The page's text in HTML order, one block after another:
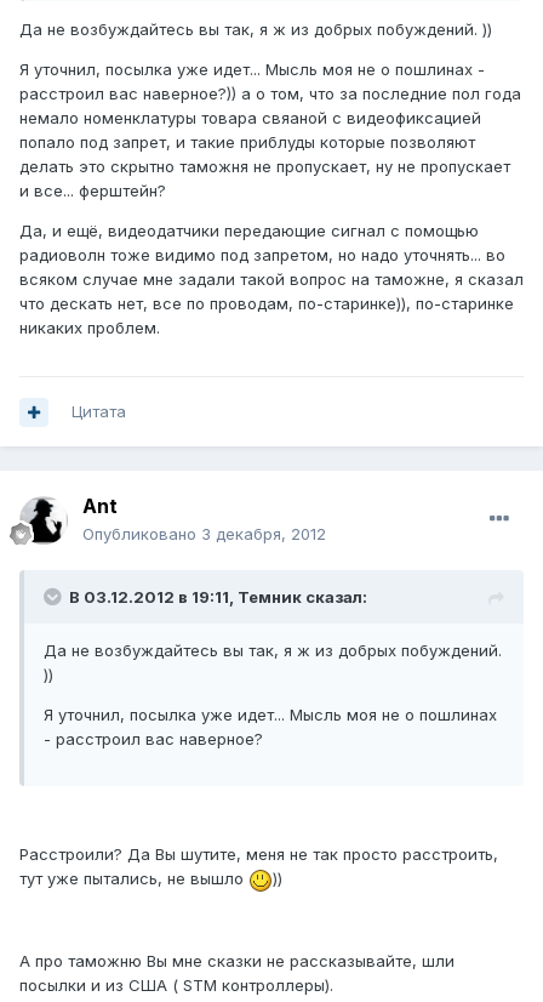
Да не возбуждайтесь вы так, я ж из добрых побуждений. ))
Я уточнил, посылка уже идет... Мысль моя не о пошлинах -
расстроил вас наверное?)) а о том, что за последние пол года
немало номенклатуры товара свяаной с видеофиксацией
попало под запрет, и такие приблуды которые позволяют
делать это скрытно таможня не пропускает, ну не пропускает
и все... ферштейн?
Да, и ещё, видеодатчики передающие сигнал с помощью
радиоволн тоже видимо под запретом, но надо уточнять... во
всяком случае мне задали такой вопрос на таможне, я сказал
что дескать нет, все по проводам, по-старинке)), по-старинке
никаких проблем.
Цитата
Ant
Опубликовано 3 декабря, 2012
В 03.12.2012 в 19:11, Темник сказал:
Да не возбуждайтесь вы так, я ж из добрых побуждений.
))
Я уточнил, посылка уже идет... Мысль моя не о пошлинах
- расстроил вас наверное?
Расстроили? Да Вы шутите, меня не так просто расстроить,
тут уже пытались, не вышло
))
А про таможню Вы мне сказки не рассказывайте, шли
посылки и из США ( STM контроллеры).